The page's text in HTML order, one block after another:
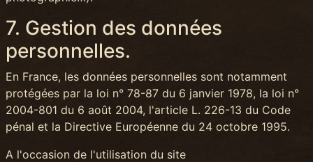
7. Gestion des données
personnelles.
En France, les données personnelles sont notamment
protégées par la loi n° 78-87 du 6 janvier 1978, la loi n°
2004-801 du 6 août 2004, l'article L. 226-13 du Code
pénal et la Directive Européenne du 24 octobre 1995.
A l'occasion de l'utilisation du site